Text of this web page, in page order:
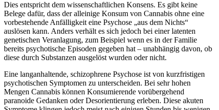
Dies entspricht dem wissenschaftlichen Konsens. Es gibt keine
Belege dafür, dass der alleinige Konsum von Cannabis ohne eine
vorbestehende Anfälligkeit eine Psychose „aus dem Nichts“
auslösen kann. Anders verhält es sich jedoch bei einer latenten
genetischen Veranlagung, zum Beispiel wenn es in der Familie
bereits psychotische Episoden gegeben hat – unabhängig davon, ob
diese durch Substanzen ausgelöst wurden oder nicht.
Eine langanhaltende, schizophrene Psychose ist von kurzfristigen
psychotischen Symptomen zu unterscheiden. Bei sehr hohen
Mengen Cannabis können Konsumierende vorübergehend
paranoide Gedanken oder Desorientierung erleben. Diese akuten